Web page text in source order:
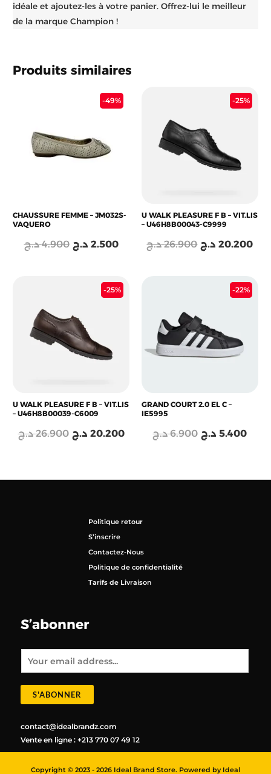
idéale et ajoutez-les à votre panier. Offrez-lui le meilleur
de la marque Champion !
Produits similaires
-49%
CHAUSSURE FEMME – JM032S-
VAQUERO
4.900 د.ج 2.500 د.ج
Le
prix
2.500 د.ج.
-25%
U WALK PLEASURE F B – VIT.LIS
– U46H8B00043-C9999
26.900 د.ج
était :
20.200 د.ج
-25%
U WALK PLEASURE F B – VIT.LIS
– U46H8B00039-C6009
26.900 د.ج
était :
20.200 د.ج
20.200 د.ج.
-22%
GRAND COURT 2.0 EL C –
IE5995
6.900 د.ج
était :
5.400 د.ج
Le
prix
Politique retour
S’inscrire
Contactez-Nous
Politique de confidentialité
Tarifs de Livraison
S’abonner
*
S'ABONNER
contact@idealbrandz.com
Vente en ligne : +213 770 07 49 12
Copyright © 2023 - 2026 Ideal Brand Store. Powered by Ideal